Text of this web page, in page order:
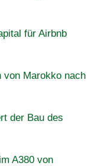
für Airbnb
von Marokko nach
der Bau des
A380 von